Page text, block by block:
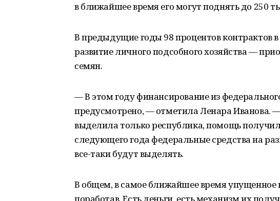
в ближайшее время его могут поднять до 250
В предыдущие годы 98 процентов контрактов
развитие личного подсобного хозяйства —
семян.
— В этом году финансирование из
предусмотрено, — отметила Ленара Иванова.
выделила только республика, помощь
следующего года федеральные средства на
все-таки будут выделять.
В общем, в самое ближайшее время упущенное